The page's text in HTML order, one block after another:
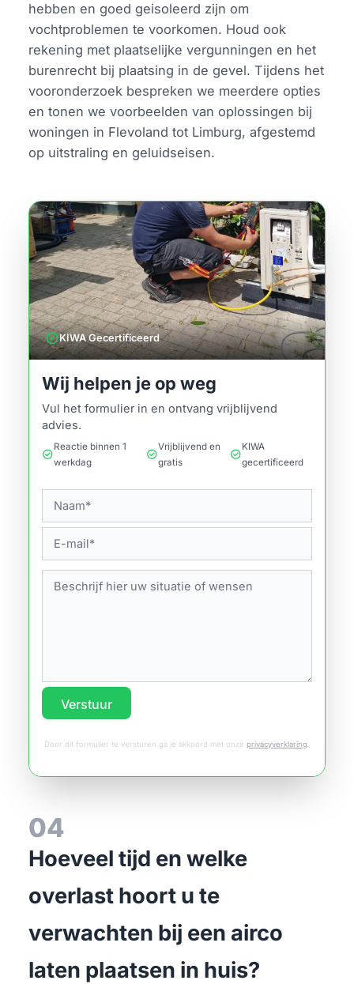
hebben en goed geisoleerd zijn om
vochtproblemen te voorkomen. Houd ook
rekening met plaatselijke vergunningen en het
burenrecht bij plaatsing in de gevel. Tijdens het
vooronderzoek bespreken we meerdere opties
en tonen we voorbeelden van oplossingen bij
woningen in Flevoland tot Limburg, afgestemd
op uitstraling en geluidseisen.
verifiedKIWA Gecertificeerd
Wij helpen je op weg
Vul het formulier in en ontvang vrijblijvend
advies.
check_circle
Reactie binnen 1
werkdag
check_circle
Vrijblijvend en
gratis
check_circle
KIWA
gecertificeerd
Verstuur
Door dit formulier te versturen ga je akkoord met onze privacyverklaring.
04
Hoeveel tijd en welke
overlast hoort u te
verwachten bij een airco
laten plaatsen in huis?